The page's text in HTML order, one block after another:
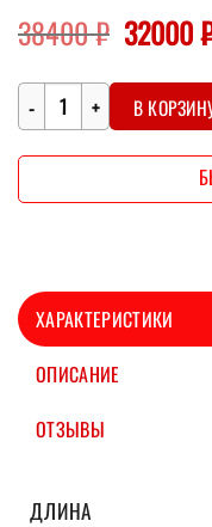
38400₽ цена
38400
32000
Количество В
ХАРАКТЕРИСТИКИ
ОПИСАНИЕ
ОТЗЫВЫ
ДЛИНА